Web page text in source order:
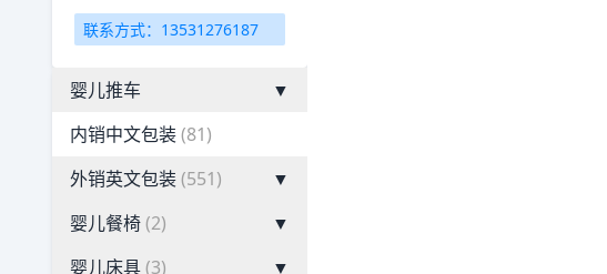
联系方式：13531276187
婴儿推车
▼
内销中文包装(81)
外销英文包装(551)
▼
婴儿餐椅(2)
▼
婴儿床具(3) ▼